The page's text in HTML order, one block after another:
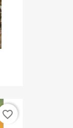
favorite_border